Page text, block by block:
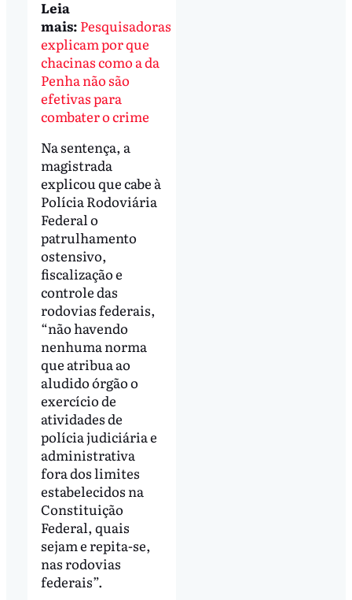
Leia
mais: Pesquisadoras
explicam por que
chacinas como a da
Penha não são
efetivas para
combater o crime
Na sentença, a
magistrada
explicou que cabe à
Polícia Rodoviária
Federal o
patrulhamento
ostensivo,
fiscalização e
controle das
rodovias federais,
“não havendo
nenhuma norma
que atribua ao
aludido órgão o
exercício de
atividades de
polícia judiciária e
administrativa
fora dos limites
estabelecidos na
Constituição
Federal, quais
sejam e repita-se,
nas rodovias
federais”.